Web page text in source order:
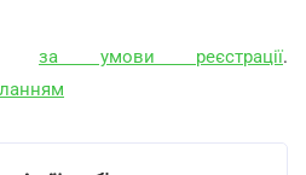
за умови реєстрації.